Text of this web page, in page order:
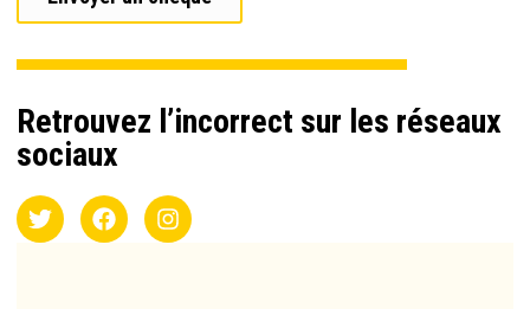
Retrouvez l’incorrect sur les réseaux
sociaux